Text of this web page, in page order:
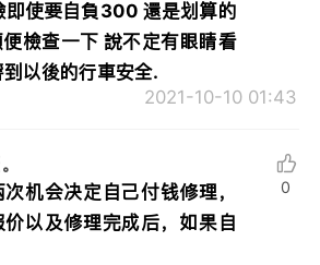
即使要自負300 還是划算的
檢查一下 說不定有眼睛看
以後的行車安全.
2021-10-10 01:43
机会决定自己付钱修理，
以及修理完成后，如果自
0